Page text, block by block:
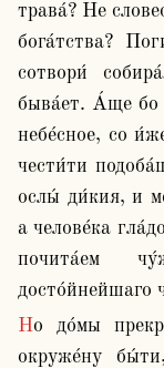
трава́? Не
бога́тства?
сотвори́
быва́ет. А́ще бо
небе́сное, со
чести́ти
ослы́ ди́кия, и
а челове́ка
почита́ем
досто́йнейшаго
Но до́мы прекра́сныя созида́ти, и друго́в полки́
окруже́ну